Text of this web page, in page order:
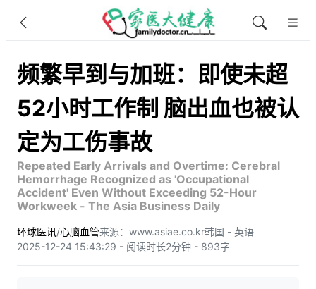
频繁早到与加班：即使未超
52小时工作制 脑出血也被认
定为工伤事故
Repeated Early Arrivals and Overtime: Cerebral
Hemorrhage Recognized as 'Occupational
Accident' Even Without Exceeding 52-Hour
Workweek - The Asia Business Daily
环球医讯/心脑血管来源：www.asiae.co.kr韩国 - 英语
2025-12-24 15:43:29 - 阅读时长2分钟 - 893字